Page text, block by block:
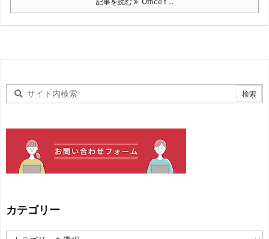
カテゴリー